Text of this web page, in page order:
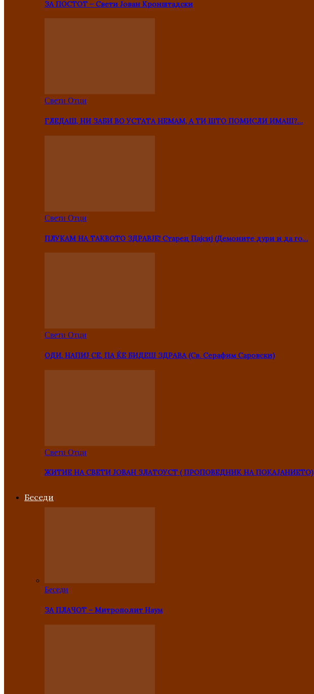
ЗА ПОСТОТ – Свети Јован Кронштадски
Свети Отци
ГЛЕДАШ, НИ ЗАБИ ВО УСТАТА НЕМАМ, А ТИ ШТО ПОМИСЛИ ИМАШ?…
Свети Отци
ПЛУКАМ НА ТАКВОТО ЗДРАВЈЕ! Старец Пајсиј (Демоните дури и да го…
Свети Отци
ОДИ, НАПИЈ СЕ, ПА ЌЕ БИДЕШ ЗДРАВА (Св. Серафим Саровски)
Свети Отци
ЖИТИЕ НА СВЕТИ ЈОВАН ЗЛАТОУСТ ( ПРОПОВЕДНИК НА ПОКАЈАНИЕТО)
Беседи
Беседи
ЗА ПЛАЧОТ – Митрополит Наум